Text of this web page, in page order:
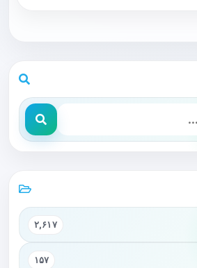
۲,۶۱۷
۱۵۷